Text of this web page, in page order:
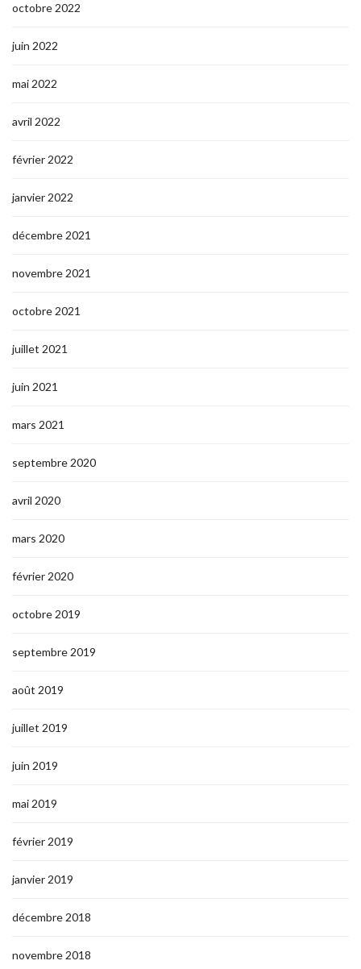
octobre 2022
juin 2022
mai 2022
avril 2022
février 2022
janvier 2022
décembre 2021
novembre 2021
octobre 2021
juillet 2021
juin 2021
mars 2021
septembre 2020
avril 2020
mars 2020
février 2020
octobre 2019
septembre 2019
août 2019
juillet 2019
juin 2019
mai 2019
février 2019
janvier 2019
décembre 2018
novembre 2018